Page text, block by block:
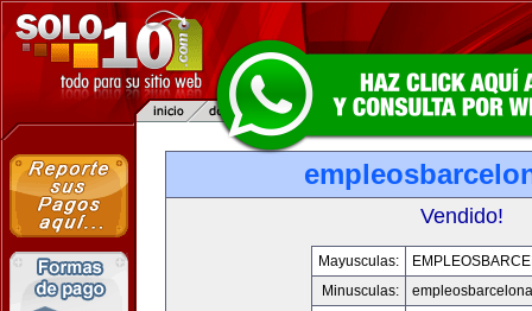
Vendido!
Mayusculas:
Minusculas: